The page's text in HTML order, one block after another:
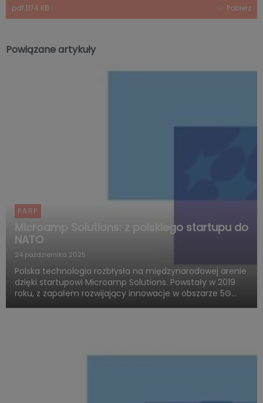
pdf |174 KB Pobierz
Powiązane artykuły
PARP
Microamp Solutions: z polskiego startupu do
NATO
24 października 2025
Polska technologia rozbłysła na międzynarodowej arenie
dzięki startupowi Microamp Solutions. Powstały w 2019
roku, z zapałem rozwijający innowacje w obszarze 5G